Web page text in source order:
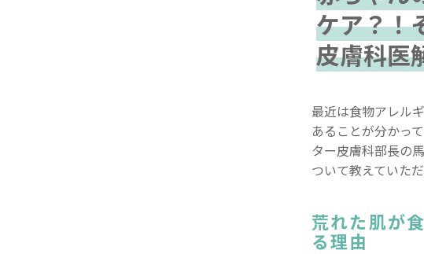
ケア？！
皮膚科医
最近は食物アレル
あることが分かっ
ター皮膚科部長の
ついて教えていただ
荒れた肌が
る理由